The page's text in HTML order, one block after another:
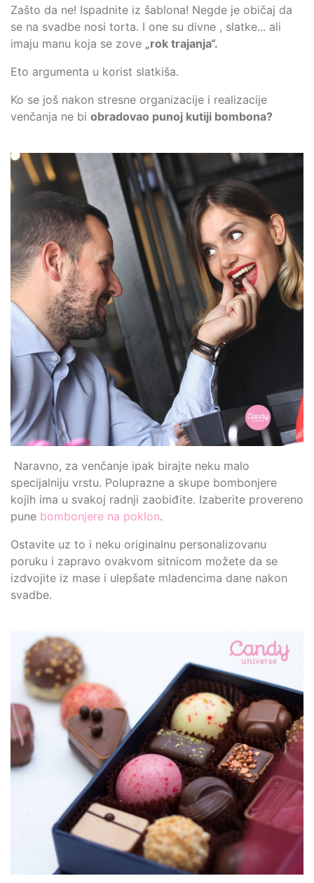
Zašto da ne! Ispadnite iz šablona! Negde je običaj da
se na svadbe nosi torta. I one su divne , slatke... ali
imaju manu koja se zove „rok trajanja“.
Eto argumenta u korist slatkiša.
Ko se još nakon stresne organizacije i realizacije
venčanja ne bi obradovao punoj kutiji bombona?
Naravno, za venčanje ipak birajte neku malo
specijalniju vrstu. Poluprazne a skupe bombonjere
kojih ima u svakoj radnji zaobiđite. Izaberite provereno
pune bombonjere na poklon.
Ostavite uz to i neku originalnu personalizovanu
poruku i zapravo ovakvom sitnicom možete da se
izdvojite iz mase i ulepšate mladencima dane nakon
svadbe.